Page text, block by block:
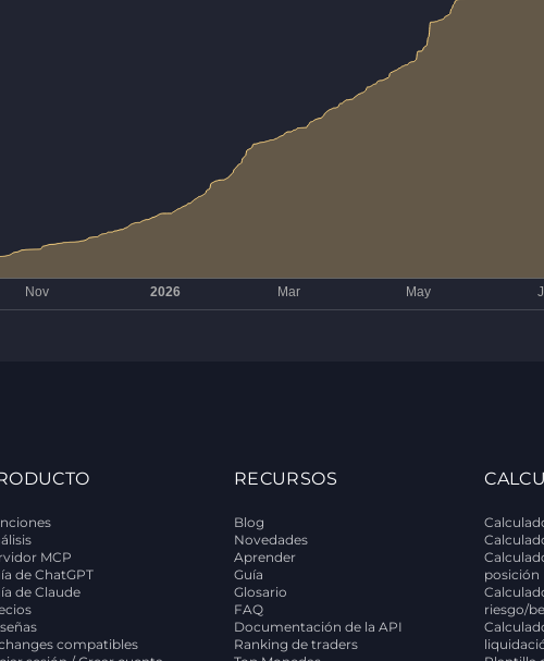
MCP
de ChatGPT
de Claude
compatibles
RECURSOS
Blog
Novedades
Aprender
Guía
Glosario
FAQ
Documentación de la API
Ranking de traders
posición
riesgo/